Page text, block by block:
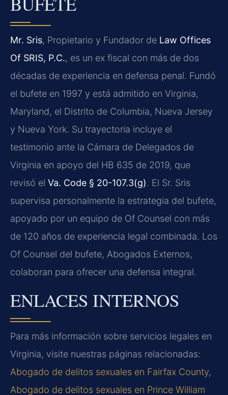
Mr. Sris, Propietario y Fundador de Law Offices
Of SRIS, P.C., es un ex fiscal con más de dos
décadas de experiencia en defensa penal. Fundó
el bufete en 1997 y está admitido en Virginia,
Maryland, el Distrito de Columbia, Nueva Jersey
y Nueva York. Su trayectoria incluye el
testimonio ante la Cámara de Delegados de
Virginia en apoyo del HB 635 de 2019, que
revisó el Va. Code § 20-107.3(g). El Sr. Sris
supervisa personalmente la estrategia del bufete,
apoyado por un equipo de Of Counsel con más
de 120 años de experiencia legal combinada. Los
Of Counsel del bufete, Abogados Externos,
colaboran para ofrecer una defensa integral.
ENLACES INTERNOS
Para más información sobre servicios legales en
Virginia, visite nuestras páginas relacionadas:
Abogado de delitos sexuales en Fairfax County,
Abogado de delitos sexuales en Prince William